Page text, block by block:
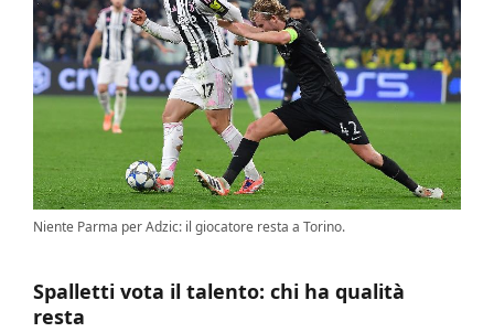
Niente Parma per Adzic: il giocatore resta a Torino.
Spalletti vota il talento: chi ha qualità
resta